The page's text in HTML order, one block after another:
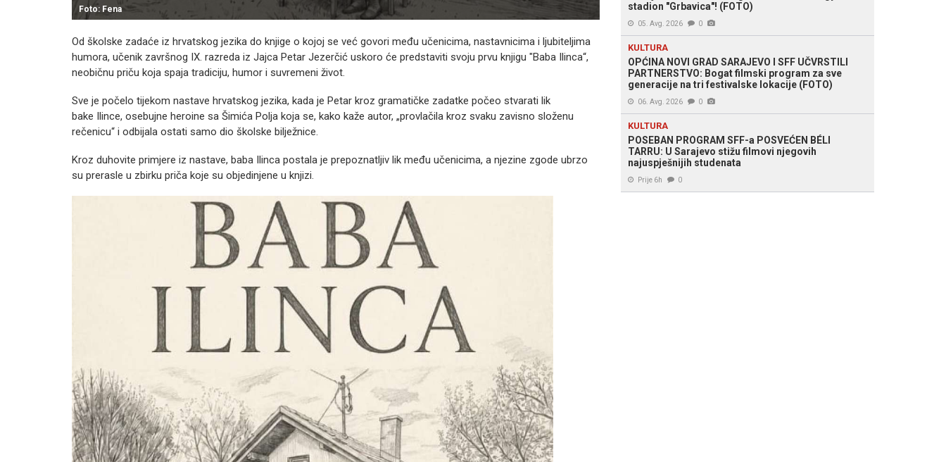
Foto: Fena
Od školske zadaće iz hrvatskog jezika do knjige o kojoj se već govori među učenicima, nastavnicima i ljubiteljima
humora, učenik završnog IX. razreda iz Jajca Petar Jezerčić uskoro će predstaviti svoju prvu knjigu "Baba Ilinca“,
neobičnu priču koja spaja tradiciju, humor i suvremeni život.
Sve je počelo tijekom nastave hrvatskog jezika, kada je Petar kroz gramatičke zadatke počeo stvarati lik
bake Ilince, osebujne heroine sa Šimića Polja koja se, kako kaže autor, „provlačila kroz svaku zavisno složenu
rečenicu“ i odbijala ostati samo dio školske bilježnice.
Kroz duhovite primjere iz nastave, baba Ilinca postala je prepoznatljiv lik među učenicima, a njezine zgode ubrzo
su prerasle u zbirku priča koje su objedinjene u knjizi.
stadion "Grbavica"! (FOTO)
05. Avg. 2026 0
KULTURA
OPĆINA NOVI GRAD SARAJEVO I SFF UČVRSTILI
PARTNERSTVO: Bogat filmski program za sve
generacije na tri festivalske lokacije (FOTO)
06. Avg. 2026 0
KULTURA
POSEBAN PROGRAM SFF-a POSVEĆEN BÉLI
TARRU: U Sarajevo stižu filmovi njegovih
najuspješnijih studenata
Prije 6h 0